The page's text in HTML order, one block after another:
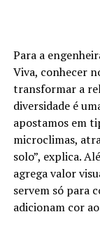
Para a
Viva, conhecer
transformar a
diversidade é
apostamos em
microclimas,
solo”, explica.
agrega valor
servem só para
adicionam cor